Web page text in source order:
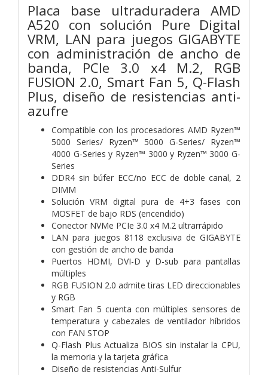
Placa base ultraduradera AMD
A520 con solución Pure Digital
VRM, LAN para juegos GIGABYTE
con administración de ancho de
banda, PCIe 3.0 x4 M.2, RGB
FUSION 2.0, Smart Fan 5, Q-Flash
Plus, diseño de resistencias anti-
azufre
Compatible con los procesadores AMD Ryzen™
5000 Series/ Ryzen™ 5000 G-Series/ Ryzen™
4000 G-Series y Ryzen™ 3000 y Ryzen™ 3000 G-
Series
DDR4 sin búfer ECC/no ECC de doble canal, 2
DIMM
Solución VRM digital pura de 4+3 fases con
MOSFET de bajo RDS (encendido)
Conector NVMe PCIe 3.0 x4 M.2 ultrarrápido
LAN para juegos 8118 exclusiva de GIGABYTE
con gestión de ancho de banda
Puertos HDMI, DVI-D y D-sub para pantallas
múltiples
RGB FUSION 2.0 admite tiras LED direccionables
y RGB
Smart Fan 5 cuenta con múltiples sensores de
temperatura y cabezales de ventilador híbridos
con FAN STOP
Q-Flash Plus Actualiza BIOS sin instalar la CPU,
la memoria y la tarjeta gráfica
Diseño de resistencias Anti-Sulfur